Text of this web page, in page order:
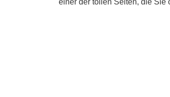
einer der tollen Seiten, die Sie